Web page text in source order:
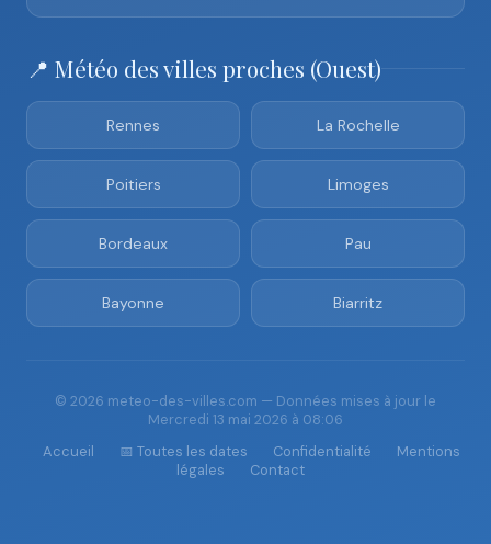
📍 Météo des villes proches (Ouest)
Rennes La Rochelle
Poitiers Limoges
Bordeaux Pau
Bayonne Biarritz
© 2026 meteo-des-villes.com — Données mises à jour le
Mercredi 13 mai 2026 à 08:06
Accueil
📅 Toutes les dates Confidentialité
Mentions
légales
Contact